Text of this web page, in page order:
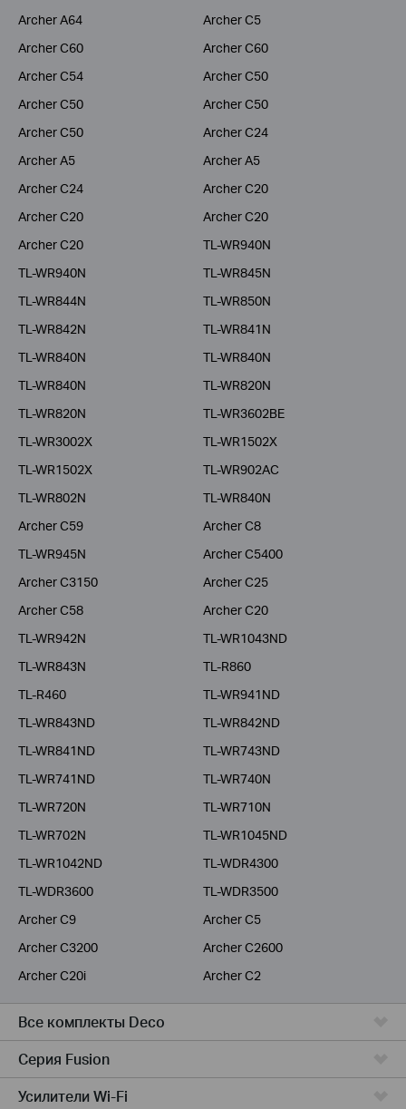
Archer A64
Archer C5
Archer C60
Archer C60
Archer C54
Archer C50
Archer C50
Archer C50
Archer C50
Archer C24
Archer A5
Archer A5
Archer C24
Archer C20
Archer C20
Archer C20
Archer C20
TL-WR940N
TL-WR940N
TL-WR845N
TL-WR844N
TL-WR850N
TL-WR842N
TL-WR841N
TL-WR840N
TL-WR840N
TL-WR840N
TL-WR820N
TL-WR820N
TL-WR3602BE
TL-WR3002X
TL-WR1502X
TL-WR1502X
TL-WR902AC
TL-WR802N
TL-WR840N
Archer C59
Archer C8
TL-WR945N
Archer C5400
Archer C3150
Archer C25
Archer C58
Archer C20
TL-WR942N
TL-WR1043ND
TL-WR843N
TL-R860
TL-R460
TL-WR941ND
TL-WR843ND
TL-WR842ND
TL-WR841ND
TL-WR743ND
TL-WR741ND
TL-WR740N
TL-WR720N
TL-WR710N
TL-WR702N
TL-WR1045ND
TL-WR1042ND
TL-WDR4300
TL-WDR3600
TL-WDR3500
Archer C9
Archer C5
Archer C3200
Archer C2600
Archer C20i
Archer C2
Все комплекты Deco
Серия Fusion
Усилители Wi-Fi